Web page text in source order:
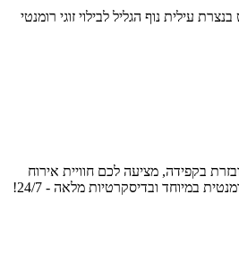
עילית נוף הגליל לבילוי זוגי רומנטי
בקפידה, מציעה לכם חוויית אירוח
במיוחד ובדיסקרטיות מלאה - 24/7!